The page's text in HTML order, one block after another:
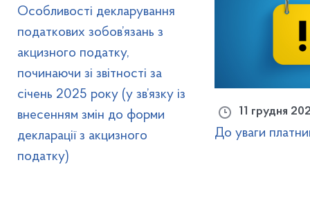
Особливості декларування
податкових зобов’язань з
акцизного податку,
починаючи зі звітності за
січень 2025 року (у зв’язку із
внесенням змін до форми
декларації з акцизного
податку)
11 грудня
До уваги